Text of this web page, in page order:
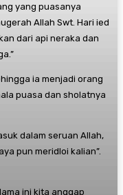
yang puasanya
Allah Swt. Hari ied
dari api neraka dan
ia menjadi orang
puasa dan sholatnya
dalam seruan Allah,
pun meridloi kalian”.
ini kita anggap